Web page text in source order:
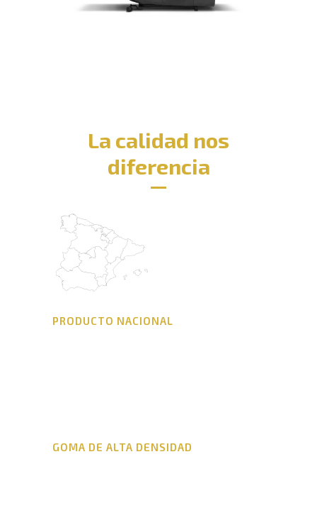
La calidad nos
diferencia
PRODUCTO NACIONAL
GOMA DE ALTA DENSIDAD